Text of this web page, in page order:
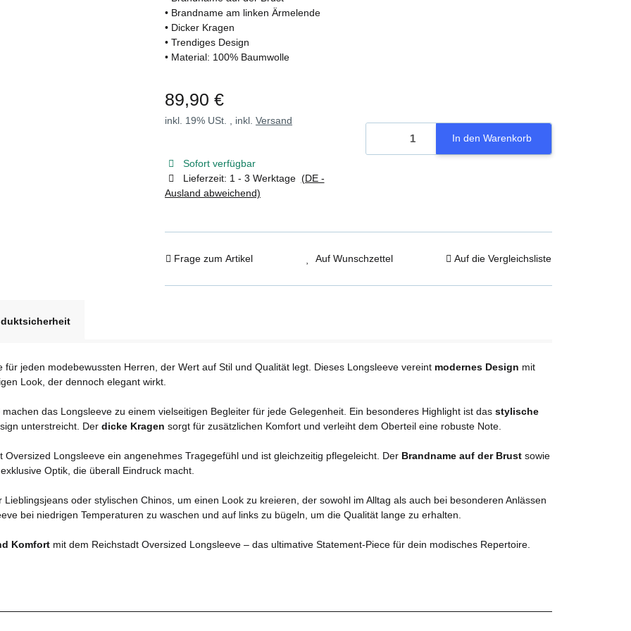
• Brandname am linken Ärmelende
• Dicker Kragen
• Trendiges Design
• Material: 100% Baumwolle
89,90 €
inkl. 19% USt. , inkl. Versand
Sofort verfügbar
Lieferzeit: 1 - 3 Werktage (DE -
Ausland abweichend)
In den Warenkorb
Frage zum Artikel Auf Wunschzettel Auf die Vergleichsliste
für jeden modebewussten Herren, der Wert auf Stil und Qualität legt. Dieses Longsleeve vereint modernes Design mit
Look, der dennoch elegant wirkt.
machen das Longsleeve zu einem vielseitigen Begleiter für jede Gelegenheit. Ein besonderes Highlight ist das stylische
unterstreicht. Der dicke Kragen sorgt für zusätzlichen Komfort und verleiht dem Oberteil eine robuste Note.
Oversized Longsleeve ein angenehmes Tragegefühl und ist gleichzeitig pflegeleicht. Der Brandname auf der Brust sowie
Optik, die überall Eindruck macht.
oder stylischen Chinos, um einen Look zu kreieren, der sowohl im Alltag als auch bei besonderen Anlässen
bei niedrigen Temperaturen zu waschen und auf links zu bügeln, um die Qualität lange zu erhalten.
Komfort mit dem Reichstadt Oversized Longsleeve – das ultimative Statement-Piece für dein modisches Repertoire.